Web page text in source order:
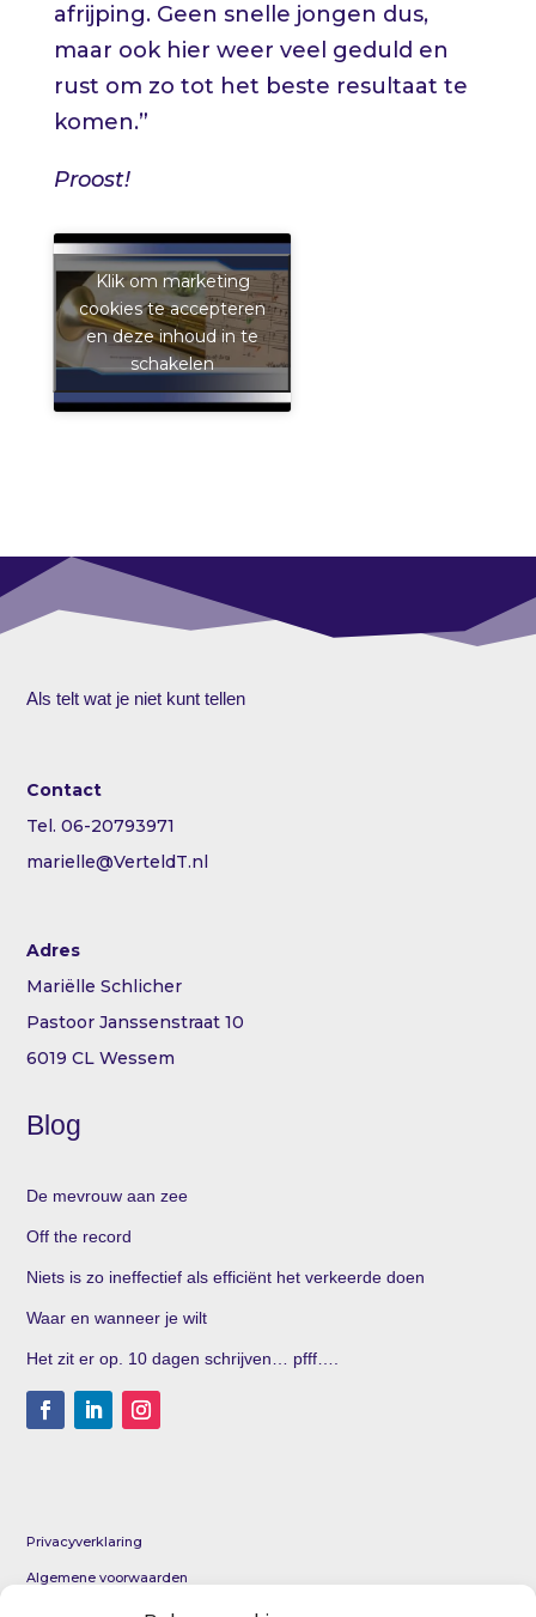
afrijping. Geen snelle jongen dus,
maar ook hier weer veel geduld en
rust om zo tot het beste resultaat te
komen.”
Proost!
Klik om marketing
cookies te accepteren
en deze inhoud in te
schakelen
Als telt wat je niet kunt tellen
Contact
Tel. 06-20793971
marielle@VerteldT.nl
Adres
Mariëlle Schlicher
Pastoor Janssenstraat 10
6019 CL Wessem
Blog
De mevrouw aan zee
Off the record
Niets is zo ineffectief als efficiënt het verkeerde doen
Waar en wanneer je wilt
Het zit er op. 10 dagen schrijven… pfff….
Privacyverklaring
Algemene voorwaarden